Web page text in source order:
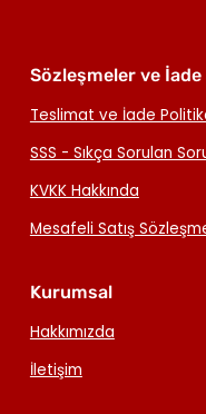
Sözleşmeler ve İade
Teslimat ve İade
SSS - Sıkça Sorulan
KVKK Hakkında
Mesafeli Satış
Kurumsal
Hakkımızda
İletişim